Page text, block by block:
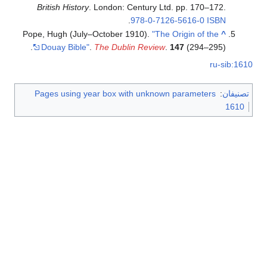
British History. London: Century Ltd. pp. 170–172.
ISBN
978-0-7126-5616-0
.
^
Pope, Hugh (July–October 1910)."The Origin of the
Douay Bible". The Dublin Review.147 (294–295).
ru-sib:1610
تصنيفان:
Pages using year box with unknown parameters
1610